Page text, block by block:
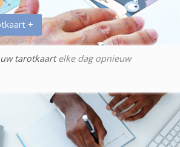
+
tarotkaartelke dag opnieuw